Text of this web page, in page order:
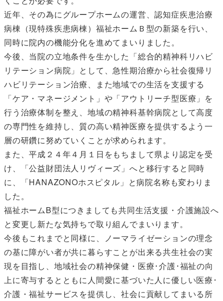
近年、その為にグループホームの運営、認知症疾患治療
病棟（現特殊疾患病棟）福祉ホームＢ型の新築を行い、
同時に院内の機能分化を進めてまいりました。
今後、当院の立地条件を生かした「総合的精神科リハビ
リテーション病院」として、急性期治療から社会復帰リ
ハビリテーション治療、また地域での生活を支援する
「ケア・マネージメント」や「アウトリーチ型医療」を
行う治療体制を整え、地域の精神科基幹病院として高度
の専門性を維持し、質の高い精神医療を提供するよう一
層の研鑽に努めていくことが求められます。
また、平成２４年４月１日をもちまして県より認定を受
け、「公益財団法人リヴィーズ」へと移行すると同時
に、「HANAZONOホスピタル」と病院名称も変わりま
した。
福祉ホームB型につきましても共同生活支援・介護施設へ
と変更し新たな気持ちで取り組んでまいります。
今後もこれまでと同様に、ノーマライゼーションの理念
の基に障がい者が共に暮らすことが出来る共生社会の実
現を目指し、地域社会の精神保健・医療･介護･福祉の向
上に寄与するとともに人間愛に基づいた人に優しい医療･
介護・福祉サービスを提供し、社会に貢献してまいる所